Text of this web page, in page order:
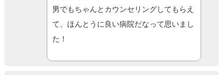
男でもちゃんとカウンセリングしてもらえ
て、ほんとうに良い病院だなって思いまし
た！